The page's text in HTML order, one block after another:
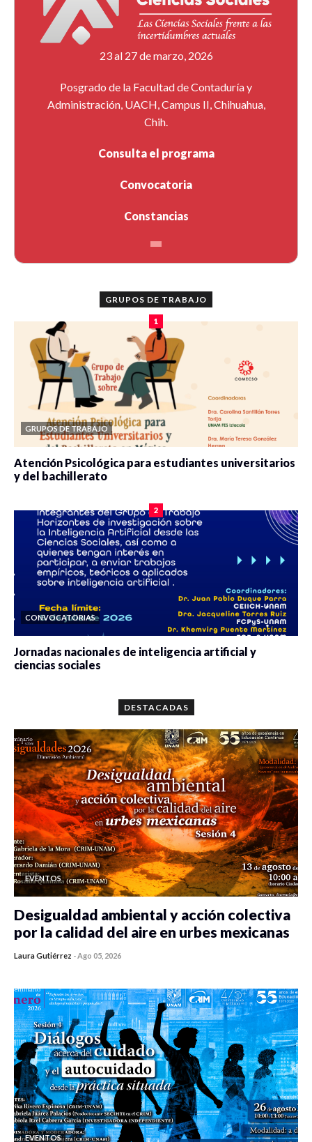
23 al 27 de marzo, 2026
Posgrado de la Facultad de Contaduría y
Administración, UACH, Campus II, Chihuahua,
Chih.
Consulta el programa
Convocatoria
Constancias
GRUPOS DE TRABAJO
1
GRUPOS DE TRABAJO
Atención Psicológica para estudiantes universitarios
y del bachillerato
2
CONVOCATORIAS
Jornadas nacionales de inteligencia artificial y
ciencias sociales
DESTACADAS
EVENTOS
Desigualdad ambiental y acción colectiva
por la calidad del aire en urbes mexicanas
Laura Gutiérrez -Ago 05, 2026
EVENTOS